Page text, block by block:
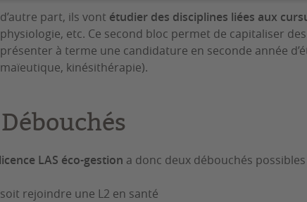
d’autre part, ils vont étudier des disciplines liées aux
physiologie, etc. Ce second bloc permet de capitaliser
présenter à terme une candidature en seconde année
maïeutique, kinésithérapie).
Débouchés
LAS éco-gestion a donc deux débouchés
soit rejoindre une L2 en santé